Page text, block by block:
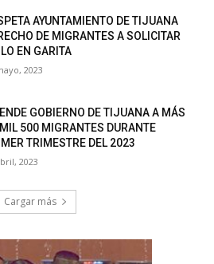
AYUNTAMIENTO DE TIJUANA
DE MIGRANTES A SOLICITAR
EN GARITA
2023
GOBIERNO DE TIJUANA A MÁS
500 MIGRANTES DURANTE
TRIMESTRE DEL 2023
2023
Cargar más